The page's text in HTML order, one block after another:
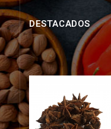
DESTACADOS